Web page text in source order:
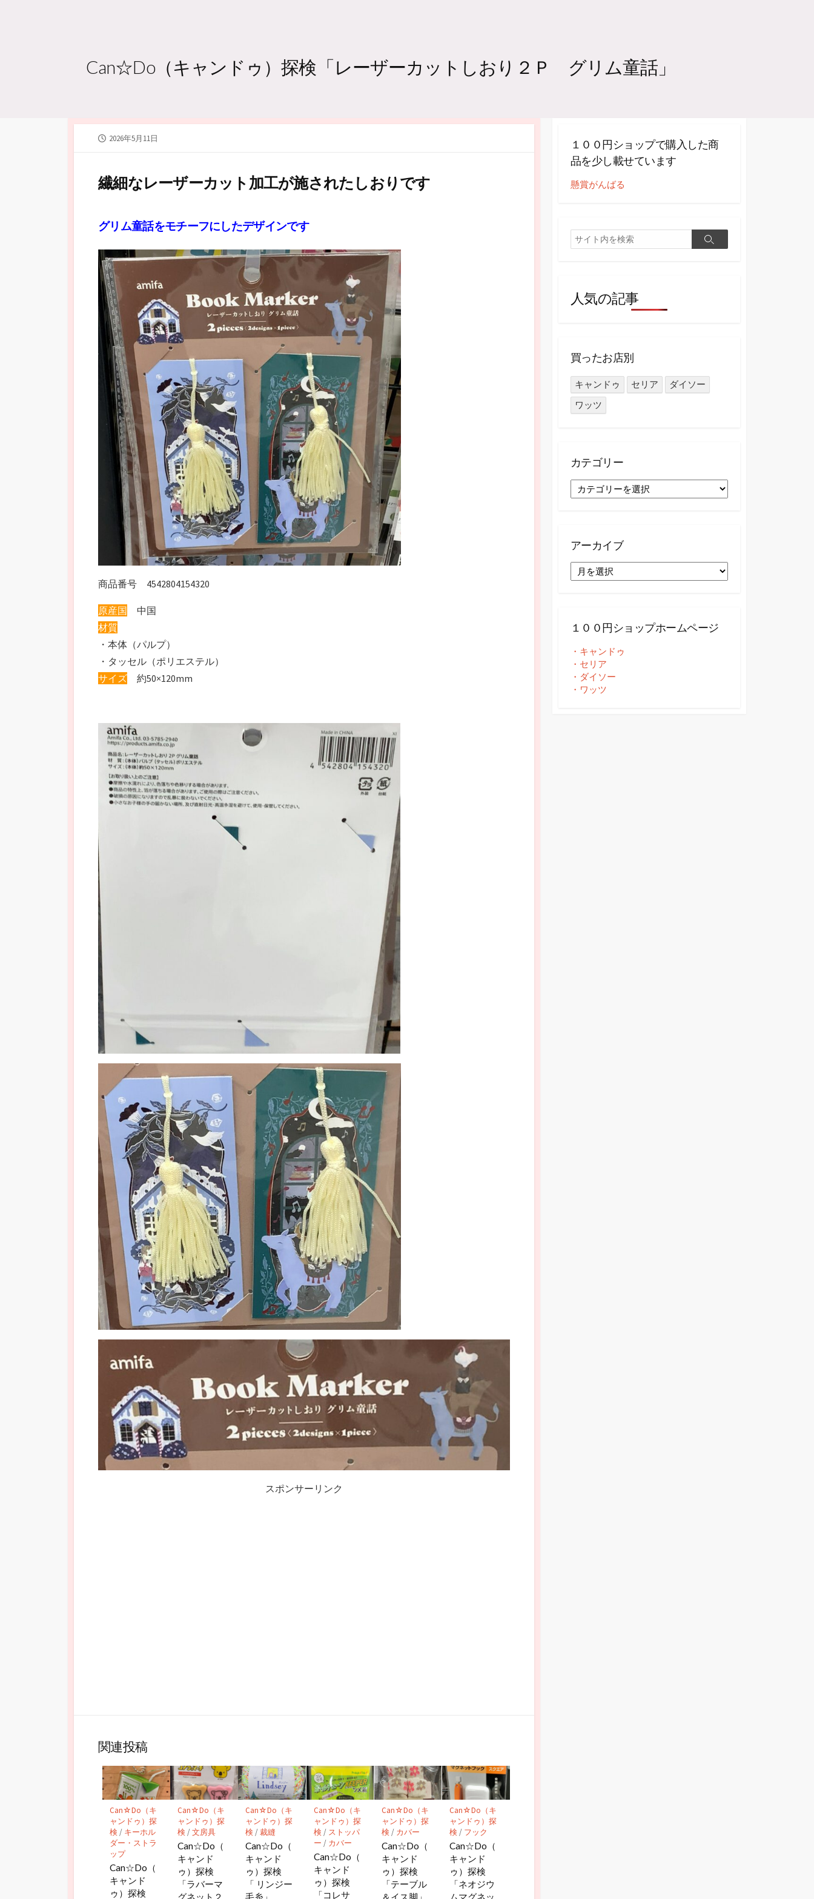
Can☆Do（キャンドゥ）探検「レーザーカットしおり２Ｐ グリム童話」
公
2026年5月11日
繊細なレーザーカット加工が施されたしおりです
グリム童話をモチーフにしたデザインです
商品番号 4542804154320
原産国 中国
材質
・本体（パルプ）
・タッセル（ポリエステル）
サイズ 約50×120mm
スポンサーリンク
関連投稿
Can☆Do（キ
ャンドゥ）探
検 / キーホル
ダー・ストラ
ップ
Can☆Do（
キャンド
ゥ）探検
Can☆Do（キ
ャンドゥ）探
検 /文房具
Can☆Do（
キャンド
ゥ）探検
「ラバーマ
Can☆Do（キ
ャンドゥ）探
検 /裁縫
Can☆Do（
キャンド
ゥ）探検
「 リンジー
Can☆Do（キ
ャンドゥ）探
検 / ストッパ
ー / カバー
Can☆Do（
キャンド
ゥ）探検
「コレサ
Can☆Do（キ
ャンドゥ）探
検 / カバー
Can☆Do（
キャンド
ゥ）探検
「テーブル
Can☆Do（キ
ャンドゥ）探
検 / フック
Can☆Do（
キャンド
ゥ）探検
「ネオジウ
１００円ショップで購入した商
品を少し載せています
懸賞がんばる
検
索
検
人気の記事
買ったお店別
キャンドゥ セリア
ダイソー
ワッツ
カテゴリー
カ
テ
アーカイブ
ー
１００円ショップホームページ
・キャンドゥ
・セリア
・ダイソー
・ワッツ